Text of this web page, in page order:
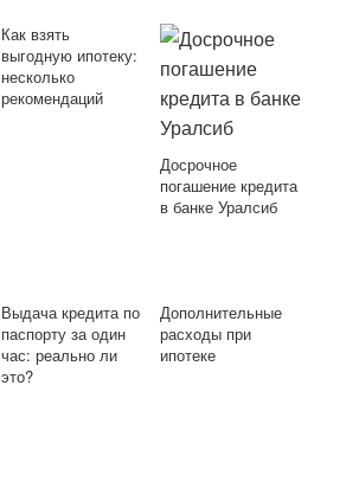
Как взять
выгодную ипотеку:
несколько
рекомендаций
Досрочное
погашение кредита
в банке Уралсиб
Выдача кредита по
паспорту за один
час: реально ли
это?
Дополнительные
расходы при
ипотеке